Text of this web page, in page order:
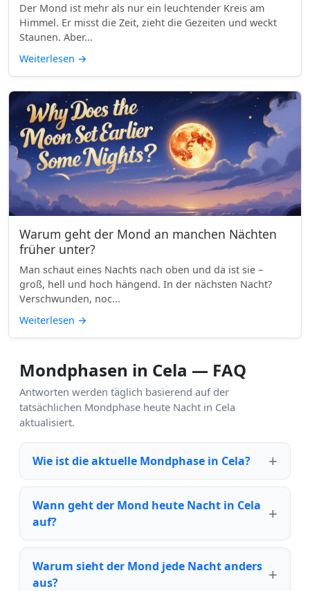
Der Mond ist mehr als nur ein leuchtender Kreis am
Himmel. Er misst die Zeit, zieht die Gezeiten und weckt
Staunen. Aber...
Weiterlesen →
Warum geht der Mond an manchen Nächten
früher unter?
Man schaut eines Nachts nach oben und da ist sie –
groß, hell und hoch hängend. In der nächsten Nacht?
Verschwunden, noc...
Weiterlesen →
Mondphasen in Cela — FAQ
Antworten werden täglich basierend auf der
tatsächlichen Mondphase heute Nacht in Cela
aktualisiert.
Wie ist die aktuelle Mondphase in Cela?
Wann geht der Mond heute Nacht in Cela
auf?
Warum sieht der Mond jede Nacht anders
aus?